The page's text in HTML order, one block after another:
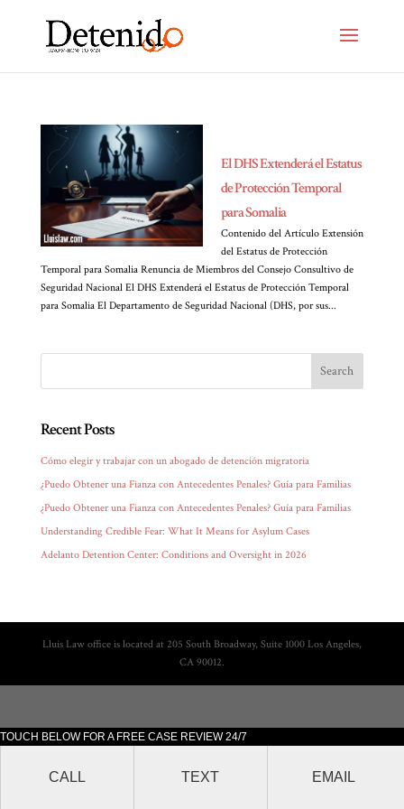
TOUCH BELOW FOR A FREE CASE REVIEW 24/7
CALL TEXT EMAIL
El DHS Extenderá el Estatus
de Protección Temporal
para Somalia
Contenido del Artículo Extensión
del Estatus de Protección
Temporal para Somalia Renuncia de Miembros del Consejo Consultivo de
Seguridad Nacional El DHS Extenderá el Estatus de Protección Temporal
para Somalia El Departamento de Seguridad Nacional (DHS, por sus...
Recent Posts
Cómo elegir y trabajar con un abogado de detención migratoria
¿Puedo Obtener una Fianza con Antecedentes Penales? Guía para Familias
¿Puedo Obtener una Fianza con Antecedentes Penales? Guía para Familias
Understanding Credible Fear: What It Means for Asylum Cases
Adelanto Detention Center: Conditions and Oversight in 2026
Lluis Law office is located at 205 South Broadway, Suite 1000 Los Angeles,
CA 90012.